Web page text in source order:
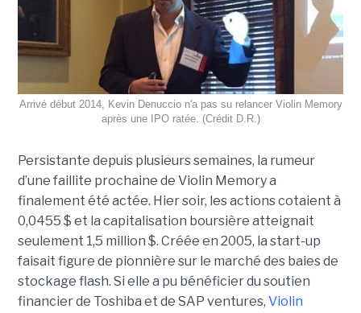
Arrivé début 2014, Kevin Denuccio n'a pas su relancer Violin Memory
après une IPO ratée. (Crédit D.R.)
Persistante depuis plusieurs semaines, la rumeur
d’une faillite prochaine de Violin Memory a
finalement été actée. Hier soir, les actions cotaient à
0,0455 $ et la capitalisation boursière atteignait
seulement 1,5 million $. Créée en 2005, la start-up
faisait figure de pionnière sur le marché des baies de
stockage flash. Si elle a pu bénéficier du soutien
financier de Toshiba et de SAP ventures, Violin